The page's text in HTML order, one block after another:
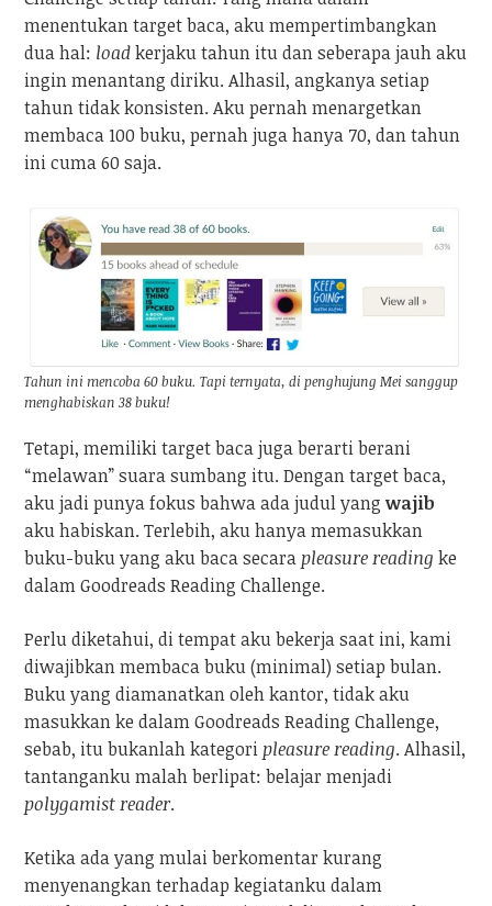
menentukan target baca, aku mempertimbangkan
dua hal: loadkerjaku tahun itu dan seberapa jauh aku
ingin menantang diriku. Alhasil, angkanya setiap
tahun tidak konsisten. Aku pernah menargetkan
membaca 100 buku, pernah juga hanya 70, dan tahun
ini cuma 60 saja.
Tahun ini mencoba 60 buku. Tapi ternyata, di penghujung Mei sanggup
menghabiskan 38 buku!
Tetapi, memiliki target baca juga berarti berani
“melawan” suara sumbang itu. Dengan target baca,
aku jadi punya fokus bahwa ada judul yangwajib
aku habiskan. Terlebih, aku hanya memasukkan
buku-buku yang aku baca secara pleasure reading ke
dalam Goodreads Reading Challenge.
Perlu diketahui, di tempat aku bekerja saat ini, kami
diwajibkan membaca buku (minimal) setiap bulan.
Buku yang diamanatkan oleh kantor, tidak aku
masukkan ke dalam Goodreads Reading Challenge,
sebab, itu bukanlah kategori pleasure reading. Alhasil,
tantanganku malah berlipat: belajar menjadi
polygamist reader.
Ketika ada yang mulai berkomentar kurang
menyenangkan terhadap kegiatanku dalam